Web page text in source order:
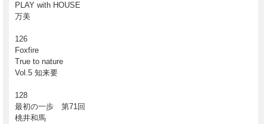
PLAY with HOUSE
万美
126
Foxfire
True to nature
Vol.5 知来要
128
最初の一歩 第71回
桃井和馬